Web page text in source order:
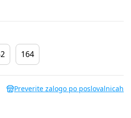
164
Preverite zalogo po poslovalnicah